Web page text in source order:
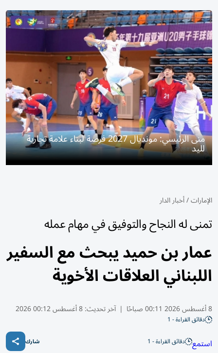
منى الرئيسي: مونديال 2027 فرصة لبناء علامة تجارية
لليد
الإمارات/أخبار الدار
تمنى له النجاح والتوفيق في مهام عمله
عمار بن حميد يبحث مع السفير
اللبناني العلاقات الأخوية
8 أغسطس 2026 00:11 صباحًا | آخر تحديث:8 أغسطس 00:12 2026
دقائق القراءة - 1
استمع دقائق القراءة - 1 شارك